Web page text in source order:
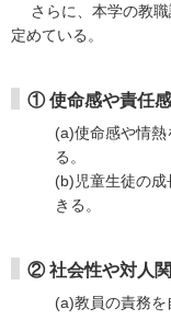
さらに、本学の教職
定めている。
① 使命感や責任
(a)使命感や情熱
る。
(b)児童生徒の
きる。
② 社会性や対人
(a)教員の責務を